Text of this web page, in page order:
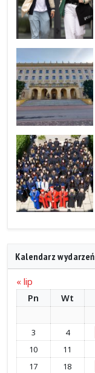
Kalendarz wydarzeń
« lip
Pn
Wt
3
4
10
11
17
18